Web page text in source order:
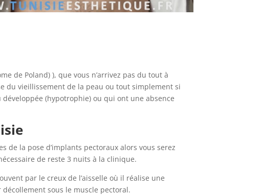
de Poland) ), que vous n’arrivez pas du tout à
du vieillissement de la peau ou tout simplement si
(hypotrophie) ou qui ont une absence
la pose d’implants pectoraux alors vous serez
de reste 3 nuits à la clinique.
par le creux de l’aisselle où il réalise une
sous le muscle pectoral.